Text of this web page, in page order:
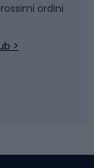
ordini
>